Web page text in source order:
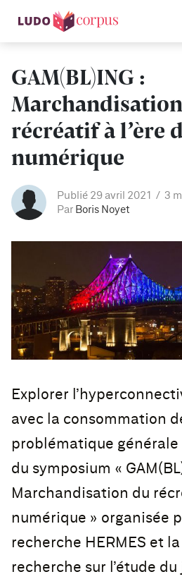
GAM(BL)ING :
récréatif à l’ère
numérique
Publié 29 avril 2021
3
Par Boris Noyet
Explorer
avec la consommation
problématique générale
du symposium «
Marchandisation du
numérique » organisée
recherche HERMES et
recherche sur l’étude